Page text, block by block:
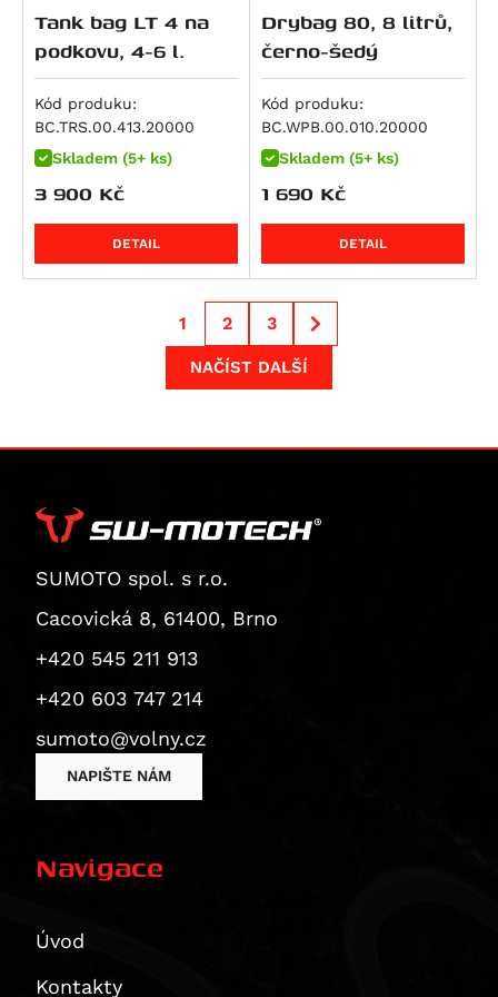
R 1300 GS Triple Black
R 1300 GS Trophy
R 1300 R
R 1300 RS
R 1300 RT
R 18
R 18 B
Streetfighter 1100 S
Streetfighter V4S SP
Streetfighter V4
Streetfighter V4S
Diavel V4
Multistrada V4 Pikes Peak
Multistrada V4 Rally
Multistrada V4 S
Multistrada V4 S Grand Tour
Multistrada V4 S Sport
Superbike 1198
Superbike 1199 Panigale S
Diavel
Monster 1200 S
Multistrada 1200
Multistrada 1200 Enduro
Multistrada 1200 S
Diavel 1260
Multistrada 1260 / S / S D|Air / Pikes Peak
Multistrada 1260 S D/Air
Skladem (5+ ks)
Tank bag LT 4 na
podkovu, 4-6 l.
Kód produku:
BC.TRS.00.413.20000
3 900 Kč
DETAIL
Skladem (5+ ks)
Drybag 80, 8 litrů,
černo-šedý
Kód produku:
BC.WPB.00.010.20000
1 690 Kč
DETAIL
NAČÍST DALŠÍ
1 2 3
SUMOTO spol. s r.o.
Cacovická 8, 61400, Brno
+420 545 211 913
+420 603 747 214
sumoto@volny.cz
NAPIŠTE NÁM
Navigace
Úvod
Kontakty